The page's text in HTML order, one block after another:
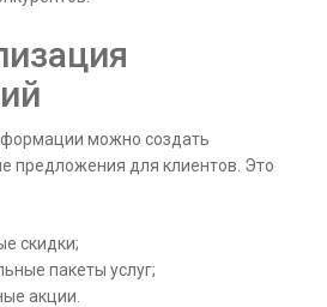
можно создать
предложения для клиентов. Это
скидки;
пакеты услуг;
акции.